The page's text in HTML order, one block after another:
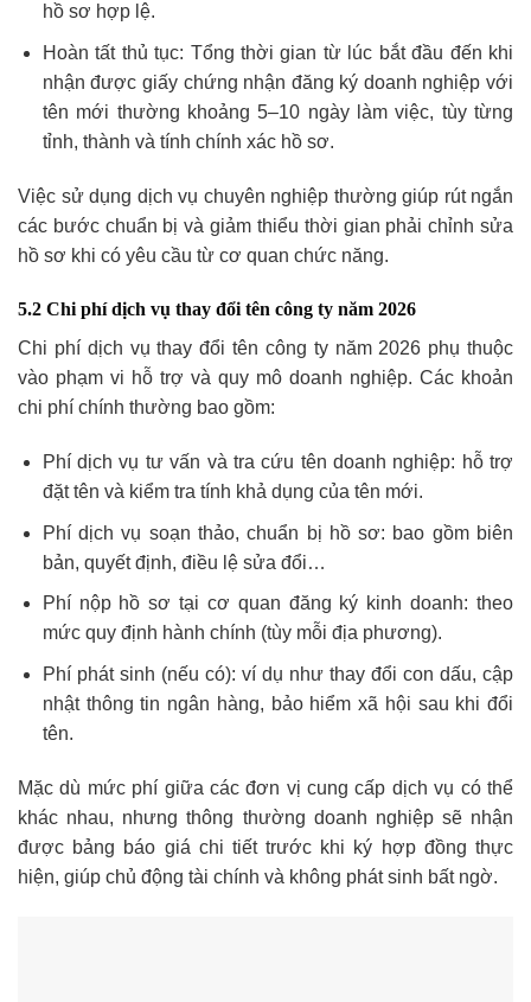
hồ sơ hợp lệ.
Hoàn tất thủ tục: Tổng thời gian từ lúc bắt đầu đến khi
nhận được giấy chứng nhận đăng ký doanh nghiệp với
tên mới thường khoảng 5–10 ngày làm việc, tùy từng
tỉnh, thành và tính chính xác hồ sơ.
Việc sử dụng dịch vụ chuyên nghiệp thường giúp rút ngắn
các bước chuẩn bị và giảm thiểu thời gian phải chỉnh sửa
hồ sơ khi có yêu cầu từ cơ quan chức năng.
5.2 Chi phí dịch vụ thay đổi tên công ty năm 2026
Chi phí dịch vụ thay đổi tên công ty năm 2026 phụ thuộc
vào phạm vi hỗ trợ và quy mô doanh nghiệp. Các khoản
chi phí chính thường bao gồm:
Phí dịch vụ tư vấn và tra cứu tên doanh nghiệp: hỗ trợ
đặt tên và kiểm tra tính khả dụng của tên mới.
Phí dịch vụ soạn thảo, chuẩn bị hồ sơ: bao gồm biên
bản, quyết định, điều lệ sửa đổi…
Phí nộp hồ sơ tại cơ quan đăng ký kinh doanh: theo
mức quy định hành chính (tùy mỗi địa phương).
Phí phát sinh (nếu có): ví dụ như thay đổi con dấu, cập
nhật thông tin ngân hàng, bảo hiểm xã hội sau khi đổi
tên.
Mặc dù mức phí giữa các đơn vị cung cấp dịch vụ có thể
khác nhau, nhưng thông thường doanh nghiệp sẽ nhận
được bảng báo giá chi tiết trước khi ký hợp đồng thực
hiện, giúp chủ động tài chính và không phát sinh bất ngờ.